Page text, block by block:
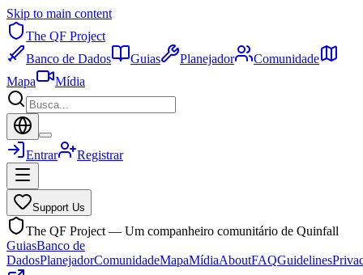
Skip to main content
The QF Project
Banco de Dados
Guias Planejador
Comunidade
Mapa
Mídia
Entrar Registrar
Support Us
The QF Project — Um companheiro comunitário de Quinfall
GuiasBanco de
DadosPlanejadorComunidadeMapaMídiaAboutFAQGuidelines